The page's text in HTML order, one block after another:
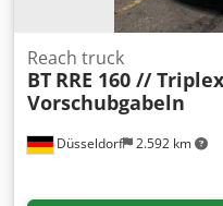
Düsseldorf 2.592 km
Reach truck
BT RRE 160 //
Vorschubgabeln